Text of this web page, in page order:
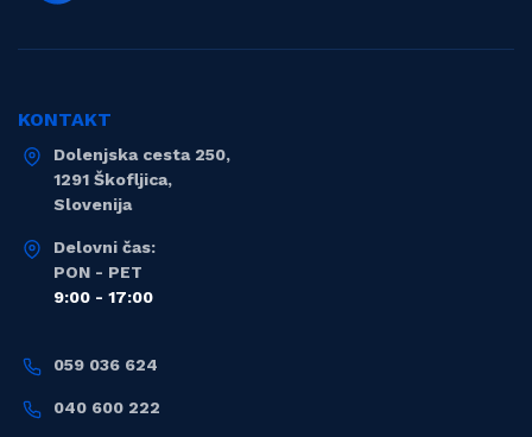
KONTAKT
Dolenjska cesta 250,
1291 Škofljica,
Slovenija
Delovni čas:
PON - PET
9:00 - 17:00
059 036 624
040 600 222